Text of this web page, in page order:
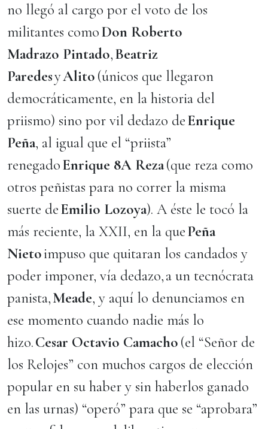
no llegó al cargo por el voto de los
militantes comoDon Roberto
Madrazo Pintado,Beatriz
ParedesyAlito (únicos que llegaron
democráticamente, en la historia del
priismo) sino por vil dedazo deEnrique
Peña, al igual que el “priista”
renegadoEnrique 8A Reza(que reza como
otros peñistas para no correr la misma
suerte deEmilio Lozoya). A éste le tocó la
más reciente, la XXII, en la quePeña
Nietoimpuso que quitaran los candados y
poder imponer, vía dedazo, a un tecnócrata
panista,Meade, y aquí lo denunciamos en
ese momento cuando nadie más lo
hizo.Cesar Octavio Camacho (el “Señor de
los Relojes” con muchos cargos de elección
popular en su haber y sin haberlos ganado
en las urnas) “operó” para que se “aprobara”